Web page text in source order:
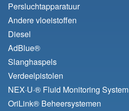
Persluchtapparatuur
Andere vloeistoffen
Diesel
AdBlue®
Slanghaspels
Verdeelpistolen
NEX·U·® Fluid Monitoring System
OriLink® Beheersystemen